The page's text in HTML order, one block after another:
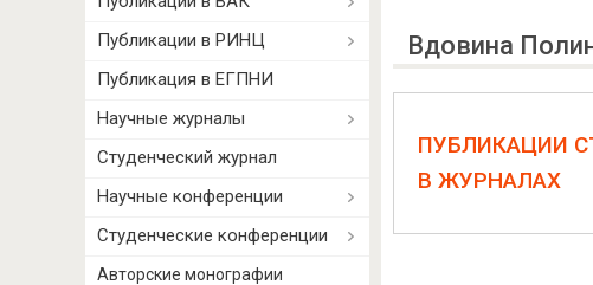
Вдовина
ПУБЛИКАЦИИ
В ЖУРНАЛАХ
Публикации в РИНЦ
Публикация в ЕГПНИ
Научные журналы
Студенческий журнал
Научные конференции
Студенческие конференции
Авторские монографии